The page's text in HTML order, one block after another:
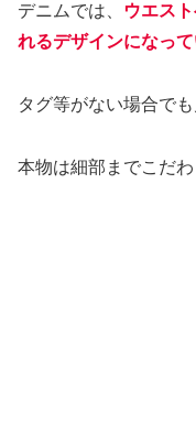
デニムでは、
ウエス
れるデザインになっ
タグ等がない場合でも
本物は細部までこだ